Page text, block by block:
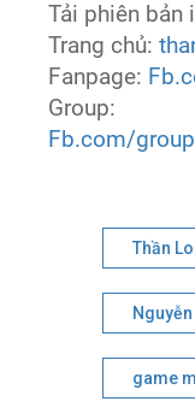
Tải phiên bản
Trang chủ:
Fanpage:
Group:
Fb.com/
Thần
game